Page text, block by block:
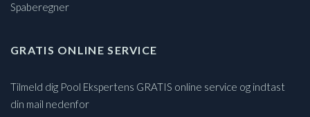
Spaberegner
GRATIS ONLINE SERVICE
Tilmeld dig Pool Ekspertens GRATIS online service og indtast
din mail nedenfor